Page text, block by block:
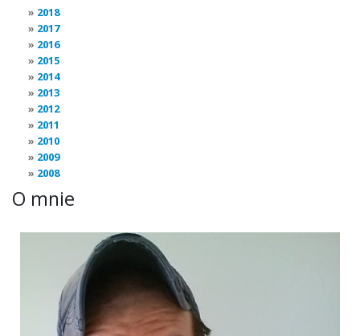
2018
2017
2016
2015
2014
2013
2012
2011
2010
2009
2008
O mnie